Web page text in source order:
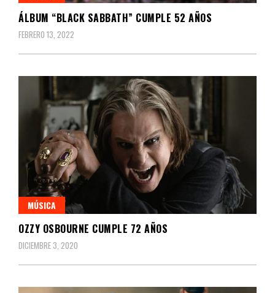
ÁLBUM “BLACK SABBATH” CUMPLE 52 AÑOS
FEBRERO 13, 2022
MÚSICA
OZZY OSBOURNE CUMPLE 72 AÑOS
DICIEMBRE 3, 2020